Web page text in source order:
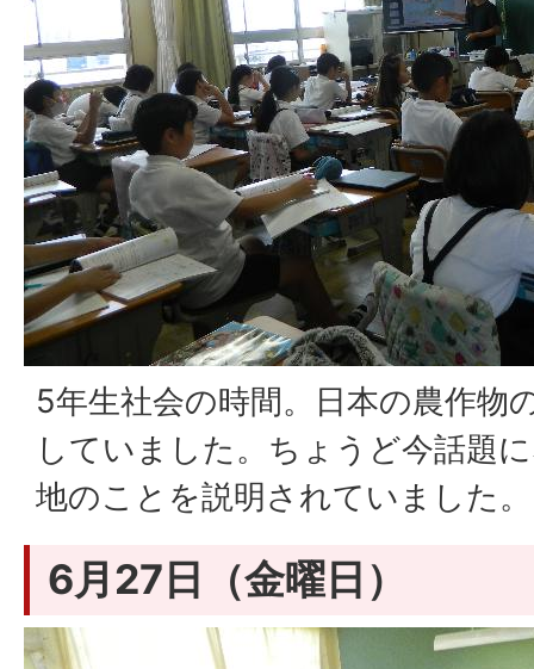
5年生社会の時間。日本の農作物
していました。ちょうど今話題
地のことを説明されていました。
6月27日（金曜日）